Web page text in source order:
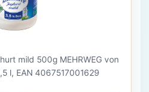
mild 500g MEHRWEG von
l, EAN 4067517001629